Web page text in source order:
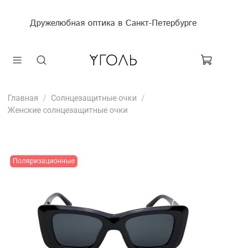
Дружелюбная оптика в Санкт-Петербурге
Главная
Солнцезащитные очки
Женские солнцезащитные очки
Поляризационные